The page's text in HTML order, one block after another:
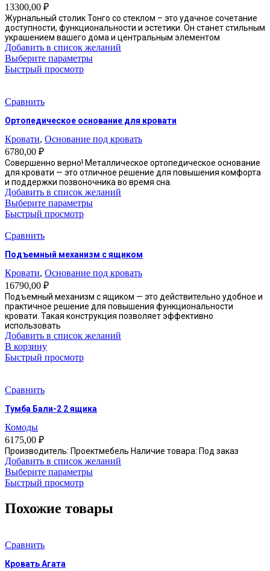
13300,00 ₽
Журнальный столик Тонго со стеклом – это удачное сочетание
доступности, функциональности и эстетики. Он станет стильным
украшением вашего дома и центральным элементом
Добавить в список желаний
Выберите параметрыЭтот
можно
на
товара.
Быстрый просмотр
Сравнить
Ортопедическое основание для кровати
Кровати, Основание под кровать
6780,00 ₽
Совершенно верно! Металлическое ортопедическое основание
для кровати — это отличное решение для повышения комфорта
и поддержки позвоночника во время сна.
Добавить в список желаний
Выберите параметрыЭтот
Опции
выбрать
странице
товара.
Быстрый просмотр
Сравнить
Подъемный механизм с ящиком
Кровати, Основание под кровать
16790,00 ₽
Подъемный механизм с ящиком — это действительно удобное и
практичное решение для повышения функциональности
кровати. Такая конструкция позволяет эффективно
использовать
Добавить в список желаний
В корзину
Быстрый просмотр
Сравнить
Тумба Бали-2 2 ящика
Комоды
6175,00 ₽
Производитель: Проектмебель Наличие товара: Под заказ
Добавить в список желаний
Выберите параметрыЭтот
вариаций.
Быстрый просмотр
Похожие товары
Сравнить
Кровать Агата